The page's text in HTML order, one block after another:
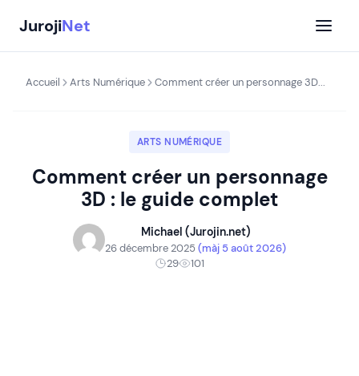
contenu
JurojiNet
Accueil Arts Numérique Comment créer un personnage 3D...
ARTS NUMÉRIQUE
Comment créer un personnage
3D : le guide complet
Michael (Jurojin.net)
26 décembre 2025(màj 5 août 2026)
29
101